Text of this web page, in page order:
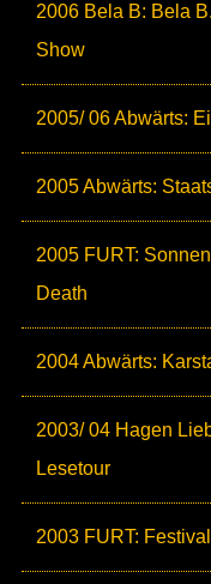
2006 Bela B: Bela
Show
2005/ 06 Abwärts:
2005 Abwärts:
2005 FURT:
Death
2004 Abwärts:
2003/ 04 Hagen
Lesetour
2003 FURT: